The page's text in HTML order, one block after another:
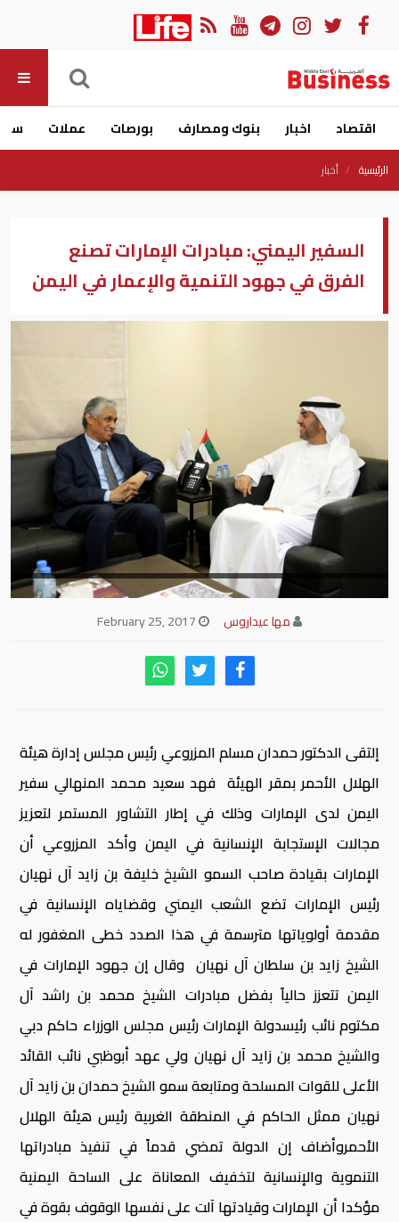
اقتصاد اخبار بنوك ومصارف بورصات عملات
الرئيسية أخبار
السفير اليمني: مبادرات الإمارات تصنع
الفرق في جهود التنمية والإعمار في اليمن
مها عيداروس
إلتقى الدكتور حمدان مسلم المزروعي رئيس مجلس إدارة هيئة
الهلال الأحمر بمقر الهيئة فهد سعيد محمد المنهالي سفير
اليمن لدى الإمارات وذلك في إطار التشاور المستمر لتعزيز
مجالات الإستجابة الإنسانية في اليمن وأكد المزروعي أن
الإمارات بقيادة صاحب السمو الشيخ خليفة بن زايد آل نهيان
رئيس الإمارات تضع الشعب اليمني وقضاياه الإنسانية في
مقدمة أولوياتها مترسمة في هذا الصدد خطى المغفور له
الشيخ زايد بن سلطان آل نهيان وقال إن جهود الإمارات في
اليمن تتعزز حالياً بفضل مبادرات الشيخ محمد بن راشد آل
مكتوم نائب رئيسدولة الإمارات رئيس مجلس الوزراء حاكم دبي
والشيخ محمد بن زايد آل نهيان ولي عهد أبوظبي نائب القائد
الأعلى للقوات المسلحة ومتابعة سمو الشيخ حمدان بن زايد آل
نهيان ممثل الحاكم في المنطقة الغربية رئيس هيئة الهلال
الأحمروأضاف إن الدولة تمضي قدماً في تنفيذ مبادراتها
التنموية والإنسانية لتخفيف المعاناة على الساحة اليمنية
مؤكدا أن الإمارات وقيادتها آلت على نفسها الوقوف بقوة في